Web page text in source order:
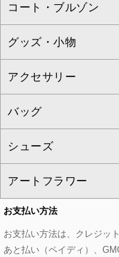
eur3
カーディガン
アンサンブルセット
ベスト・ジレ
パーカー
タンクトップ・キ
スウェット・ジャ
その他のトップス
チュニック
ジャンパースカート
その他のワンピー
クロップド・半端
ガウチョ・ワイド
ハーフ・ショート
サロペット・オー
その他のパンツ
ロング・マキシ丈
ひざ丈スカート
ミモレ丈スカート
ショート・ミニ丈
その他のスカート
すべてのジャケッ
テーラードジャケ
ノーカラージャケ
セットアップ
セットアップジャ
セットアップパンツ
セットアップスカ
セットアップワン
コート・ブルゾン
すべてのコート・
トレンチコート
ピーコート
ダッフルコート
チェスターコート
モッズコート
ステンカラーコー
グッズ・小物
すべてのグッズ・
マスク
ストール・マフラ
ベルト・サスペン
帽子
ヘアアクセサリー
アクセサリー
すべてのアクセサ
ネックレス
ピアス・イヤリング
ブレスレット・バ
ブローチ・コサー
バッグ
すべてのバッグ
トートバッグ
ショルダーバッグ
ボストンバッグ
シューズ
すべてのシューズ
パンプス
スニーカー
アートフラワー
すべてのアートフ
ローズ
お支払い方法
お支払い方法は、クレジッ
あと払い（ペイディ）、